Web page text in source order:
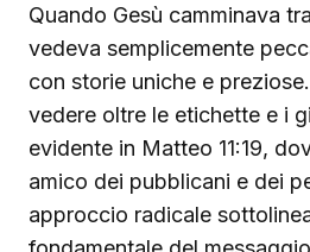
Quando Gesù camminava
vedeva semplicemente
con storie uniche e
vedere oltre le etichette e i
evidente in Matteo 11:19,
amico dei pubblicani e dei
approccio radicale